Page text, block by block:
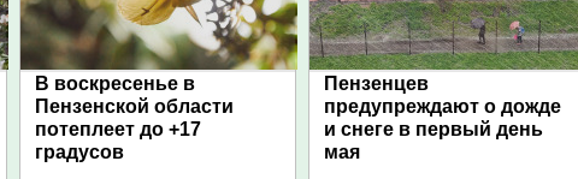
В воскресенье в
Пензенской области
потеплеет до +17
градусов
Пензенцев
предупреждают о дожде
и снеге в первый день
мая